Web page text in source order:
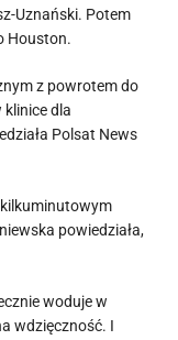
Uznański. Potem
Houston.
z powrotem do
klinice dla
Polsat News
powiedziała,
woduje w
wdzięczność. I